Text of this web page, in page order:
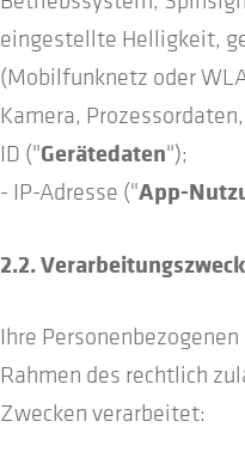
eingestellte Helligkeit,
(Mobilfunknetz oder
Kamera,
ID ("Gerätedaten");
- IP-Adresse ("App-
2.2.
Ihre
Rahmen des rechtlich
Zwecken verarbeitet: